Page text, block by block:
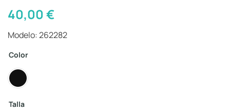
40,00€
Modelo: 262282
Color
Talla